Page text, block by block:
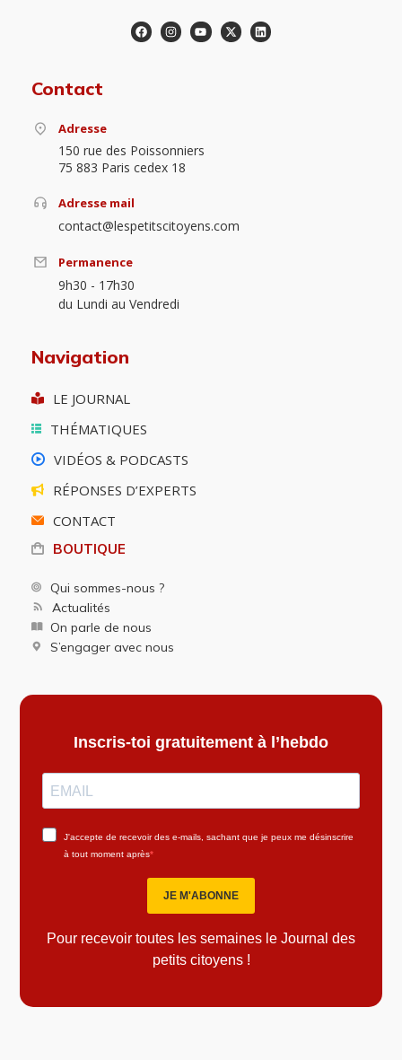
Contact
Adresse
150 rue des Poissonniers
75 883 Paris cedex 18
Adresse mail
contact@lespetitscitoyens.com
Permanence
9h30 - 17h30
du Lundi au Vendredi
Navigation
LE JOURNAL
THÉMATIQUES
VIDÉOS & PODCASTS
RÉPONSES D’EXPERTS
CONTACT
BOUTIQUE
Qui sommes-nous ?
Actualités
On parle de nous
S’engager avec nous